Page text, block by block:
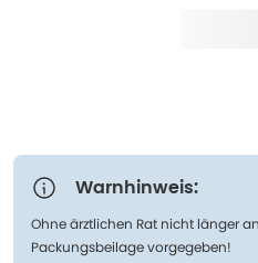
Warnhinweis:
Ohne ärztlichen Rat nicht länger
Packungsbeilage vorgegeben!